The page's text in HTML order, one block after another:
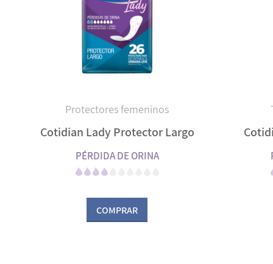
Protectores femeninos
Cotidian Lady Protector Largo
PÉRDIDA DE ORINA
COMPRAR